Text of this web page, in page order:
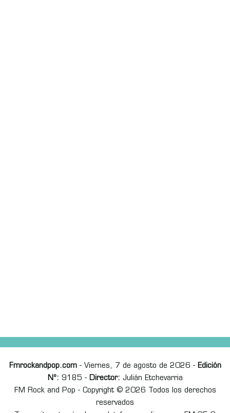
Fmrockandpop.com- Viernes, 7 de agosto de 2026 - Edición
Nº: 9185 - Director: Julián Etchevarria
FM Rock and Pop - Copyright © 2026 Todos los derechos
reservados